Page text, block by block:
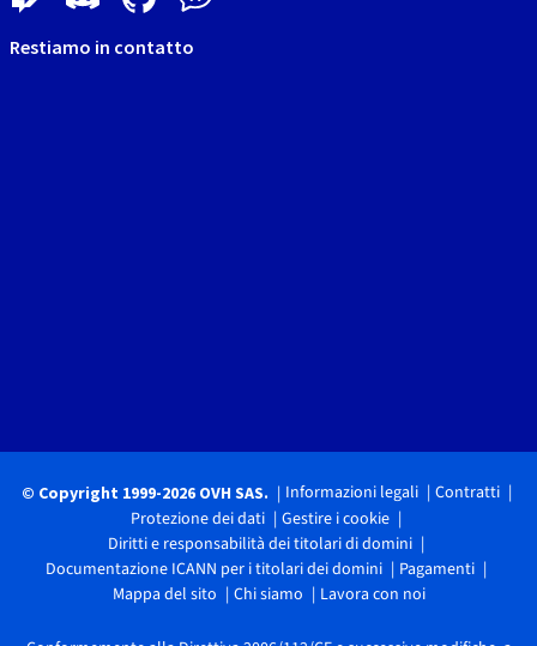
Restiamo in contatto
© Copyright 1999-2026 OVH SAS. Informazioni legali
Contratti
Protezione dei dati
Gestire i cookie
Diritti e responsabilità dei titolari di domini
Documentazione ICANN per i titolari dei domini
Pagamenti
Mappa del sito
Chi siamo Lavora con noi